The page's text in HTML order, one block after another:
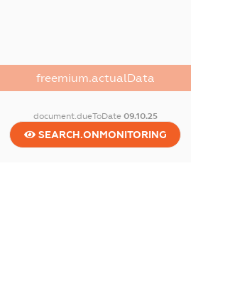
freemium.actualData
document.dueToDate 09.10.25
SEARCH.ONMONITORING